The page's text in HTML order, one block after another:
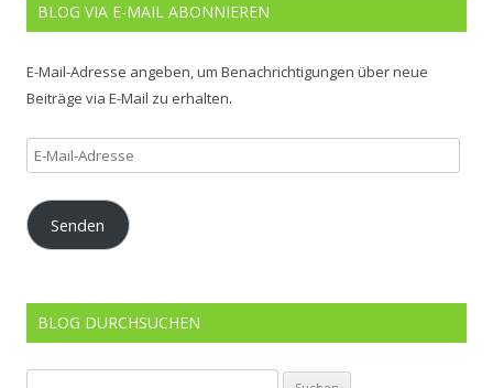
BLOG VIA E-MAIL ABONNIEREN
E-Mail-Adresse angeben, um Benachrichtigungen über neue
Beiträge via E-Mail zu erhalten.
E-
Mail-
Adresse
Senden
BLOG DURCHSUCHEN